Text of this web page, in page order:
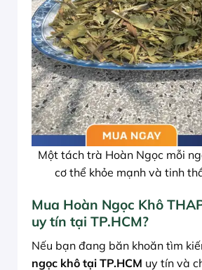
Một tách trà Hoàn Ngọc mỗi
cơ thể khỏe mạnh và tinh
Mua Hoàn Ngọc Khô
uy tín tại TP.HCM?
Nếu bạn đang băn khoăn tìm
ngọc khô tại TP.HCM uy tín và